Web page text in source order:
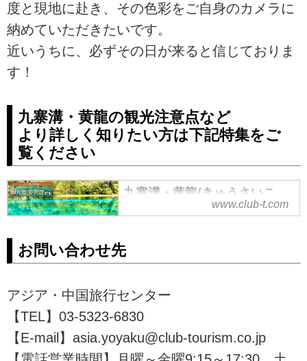
度と現地に赴き、その色彩をご自身のカメラに
納めていただきたいです。
近いうちに、必ずその日が来ると信じておりま
す！
九寨溝・黄龍の観光注意点など
より詳しく知りたい方は下記特集をご
覧ください
九寨溝・黄龍(きゅうさいこ
う・こうりゅう)旅行・ツアー
九寨溝・黄龍(きゅうさいこう・こ
うりゅう)旅行・ツアーなら、クラ
同行、専用説明会や高山病に配慮
します。観光方法やよくあるご質
問、歩き方など九寨溝・黄龍の詳
細をご紹介。ツアーの検索・ご予
www.club-t.com
お問い合わせ先
アジア・中国旅行センター
【TEL】03-5323-6830
【E-mail】asia.yoyaku@club-tourism.co.jp